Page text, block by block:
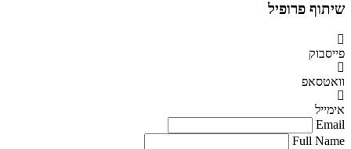
שיתוף פרופיל
פייסבוק
וואטסאפ
אימייל
Email
Full Name